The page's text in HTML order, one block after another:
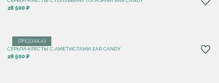
28 500 ₽
ПРЕДЗАКАЗ
СЕРЬГИ-КРЕСТЫ С АМЕТИСТАМИ EAR CANDY
28 500 ₽